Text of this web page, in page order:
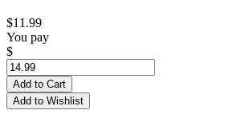
$11.99
You pay
$
Add to Cart
Add to Wishlist